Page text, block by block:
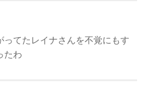
てたレイナさんを不覚にもす
たわ